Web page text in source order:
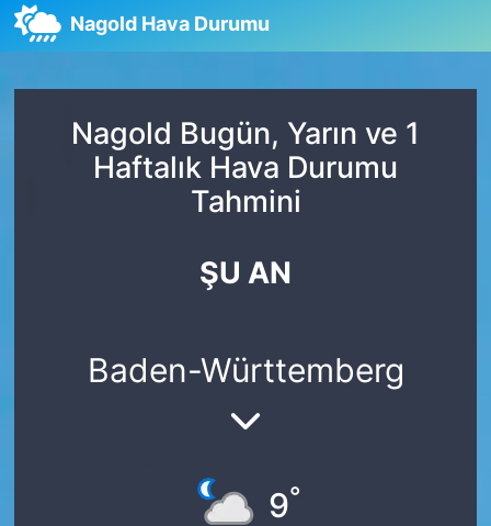
Nagold Hava Durumu
Nagold Bugün, Yarın ve 1
Haftalık Hava Durumu
Tahmini
ŞU AN
Baden-Württemberg
9°
SPOR
DEUTSCH
Tüm Manşetler
Son Dakika Haberleri